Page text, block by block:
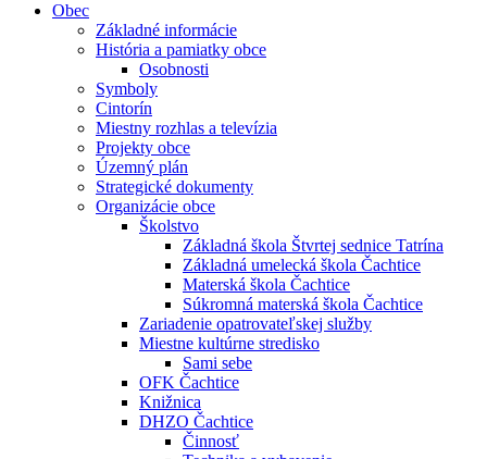
Obec
Základné informácie
História a pamiatky obce
Osobnosti
Symboly
Cintorín
Miestny rozhlas a televízia
Projekty obce
Územný plán
Strategické dokumenty
Organizácie obce
Školstvo
Základná škola Štvrtej sednice Tatrína
Základná umelecká škola Čachtice
Materská škola Čachtice
Súkromná materská škola Čachtice
Zariadenie opatrovateľskej služby
Miestne kultúrne stredisko
Sami sebe
OFK Čachtice
Knižnica
DHZO Čachtice
Činnosť